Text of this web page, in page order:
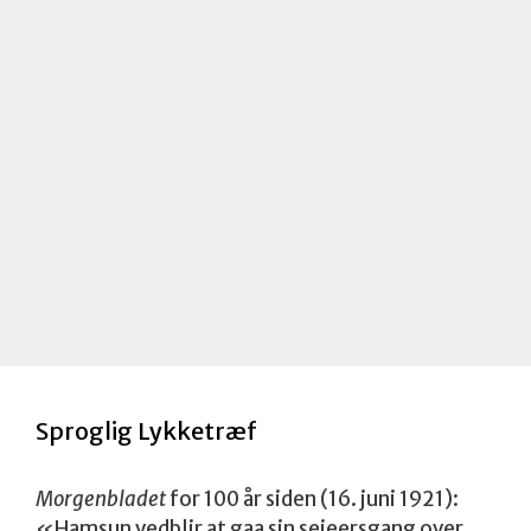
Sproglig Lykketræf
Morgenbladetfor 100 år siden (16. juni 1921):